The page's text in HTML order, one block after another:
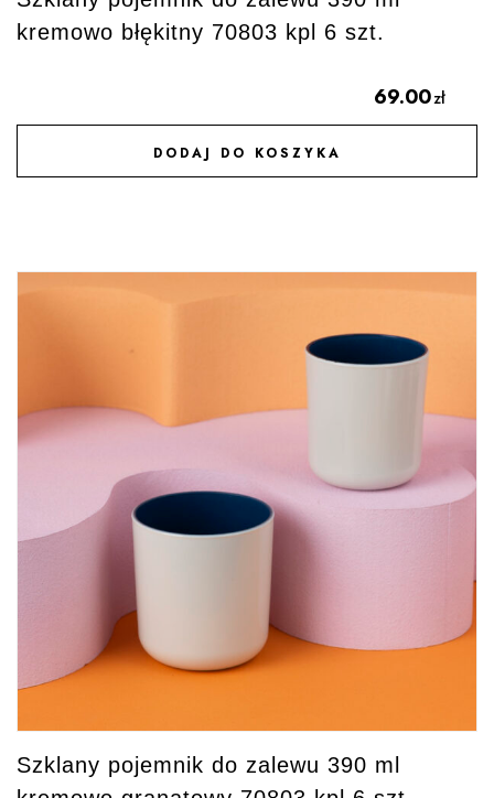
kremowo błękitny 70803 kpl 6 szt.
69.00zł
DODAJ DO KOSZYKA
DODAJ DO ULUBIONYCH
Szklany pojemnik do zalewu 390 ml